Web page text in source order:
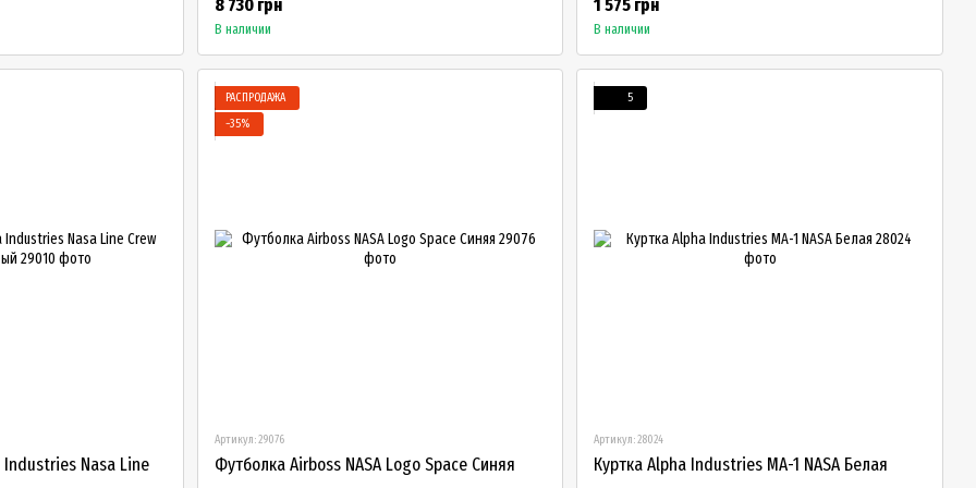
В наличии В наличии
Nasa Line
РАСПРОДАЖА
−35%
Артикул: 29076
Футболка Airboss NASA Logo Space Синяя
5
Артикул: 28024
Куртка Alpha Industries MA-1 NASA Белая